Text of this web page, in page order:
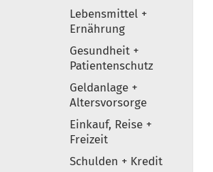
Lebensmittel +
Ernährung
Gesundheit +
Patientenschutz
Geldanlage +
Altersvorsorge
Einkauf, Reise +
Freizeit
Schulden + Kredit